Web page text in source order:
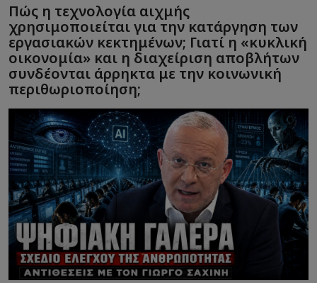
Πώς η τεχνολογία αιχμής
χρησιμοποιείται για την κατάργηση των
εργασιακών κεκτημένων; Γιατί η «κυκλική
οικονομία» και η διαχείριση αποβλήτων
συνδέονται άρρηκτα με την κοινωνική
περιθωριοποίηση;